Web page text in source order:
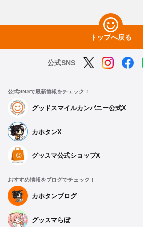
トップへ戻る
公式SNS
公式SNSで最新情報をチェック！
グッドスマイルカンパニー公式X
カホタンX
グッスマ公式ショップX
おすすめ情報をブログでチェック！
カホタンブログ
グッスマらぼ